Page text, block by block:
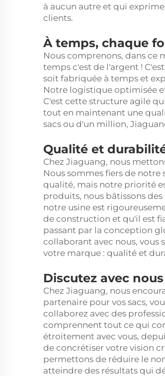
à aucun autre et qui
clients.
À temps, chaque
Nous comprenons, dans ce
temps c'est de l'argent !
soit fabriquée à temps et
Notre logistique optimisée
C'est cette structure agile
tout en maintenant une
sacs ou d'un million,
Qualité et
Chez Jiaguang, nous
Nous sommes fiers de
qualité, mais notre priorité
produits, nous bâtissons
notre usine est
de construction et qu'il est
passant par la conception
collaborant avec nous, vous
votre marque : qualité et
Discutez avec
Chez Jiaguang, nous
partenaire pour vos sacs,
collaborez avec des
comprennent tout ce qui
étroitement avec vous,
de concrétiser votre vision
permettons de réduire le
atteindre des résultats qui